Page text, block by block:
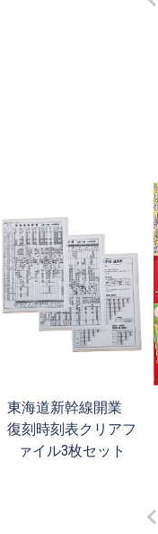
東海道新幹線開業
復刻時刻表クリアフ
ァイル3枚セット